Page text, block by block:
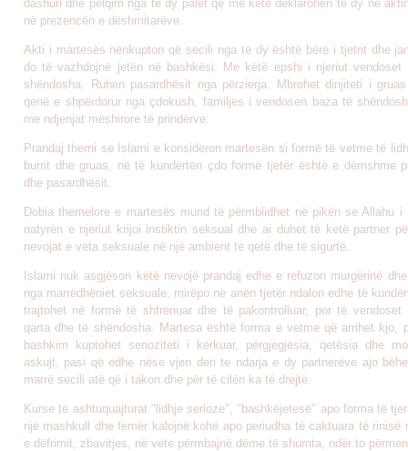
dashuri dhe pëlqim nga të dy palët që me këtë deklarohen të dy në
në prezencën e dëshmitarëve.
Akti i martesës nënkupton që secili nga të dy është bërë i tjetrit dhe
do të vazhdojnë jetën në bashkësi. Me këtë epshi i njeriut vendoset
shëndosha. Ruhen pasardhësit nga përzierja. Mbrohet dinjiteti i
qenë e shpërdorur nga çdokush, familjes i vendosen baza të
me ndjenjat mëshirore të prindërve.
Prandaj themi se Islami e konsideron martesën si formë të vetme të
burrit dhe gruas, në të kundërtën çdo formë tjetër është e dëmshme
dhe pasardhësit.
Dobia themelore e martesës mund të përmblidhet në pikën se Allahu i
natyrën e njeriut krijoi instiktin seksual dhe ai duhet të ketë partner
nevojat e veta seksuale në një ambient të qetë dhe të sigurtë.
Islami nuk asgjëson këtë nevojë prandaj edhe e refuzon murgërinë
nga marrëdhëniet seksuale, mirëpo në anën tjetër ndalon edhe të
trajtohet në formë të shfrenuar dhe të pakontrolluar, por të vendoset
qarta dhe të shëndosha. Martesa është forma e vetme që arrihet kjo,
bashkim kuptohet serioziteti i kërkuar, përgjegjësia, qetësia dhe
askujt, pasi që edhe nëse vjen deri te ndarja e dy partnerëve ajo
marrë secili atë që i takon dhe për të cilën ka të drejtë.
Kurse të ashtuquajturat "lidhje serioze", "bashkëjetesë" apo forma të
një mashkull dhe femër kalojnë kohë apo periudha të caktuara të rinisë
e dëfrimit, zbavitjes, në vete përmbajnë dëme të shumta, ndër to